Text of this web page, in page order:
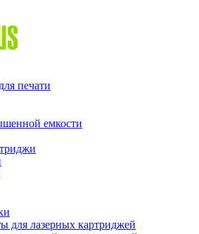
печати
емкости
для лазерных картриджей